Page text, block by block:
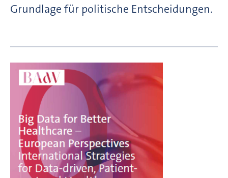
Grundlage für politische Entscheidungen.